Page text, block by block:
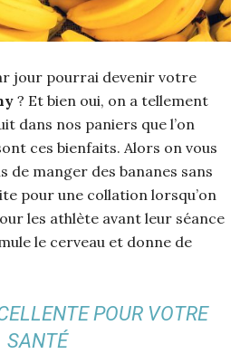
jour pourrai devenir votre
? Et bien oui, on a tellement
dans nos paniers que l’on
ces bienfaits. Alors on vous
de manger des bananes sans
pour une collation lorsqu’on
les athlète avant leur séance
le cerveau et donne de
POUR VOTRE
SANTÉ